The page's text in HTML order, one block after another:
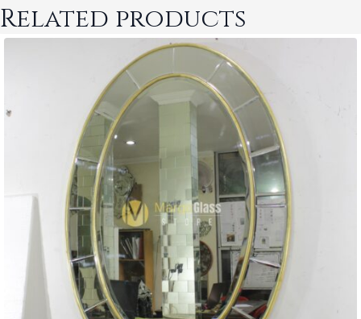
Related products